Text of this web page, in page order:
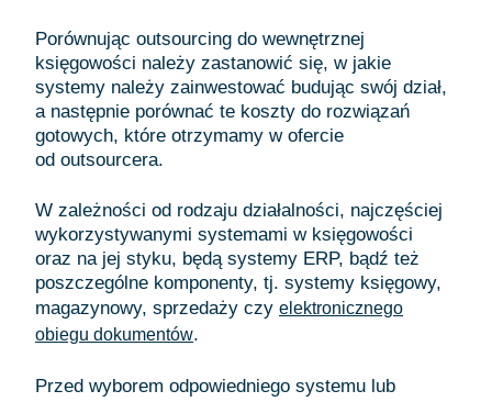
Porównując outsourcing do wewnętrznej
księgowości należy zastanowić się, w jakie
systemy należy zainwestować budując swój dział,
a następnie porównać te koszty do rozwiązań
gotowych, które otrzymamy w ofercie
od outsourcera.
W zależności od rodzaju działalności, najczęściej
wykorzystywanymi systemami w księgowości
oraz na jej styku, będą systemy ERP, bądź też
poszczególne komponenty, tj. systemy księgowy,
magazynowy, sprzedaży czy elektronicznego
obiegu dokumentów.
Przed wyborem odpowiedniego systemu lub